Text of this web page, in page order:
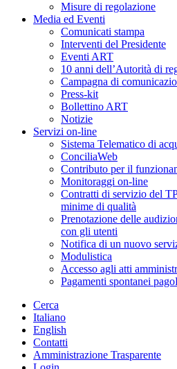
Misure di regolazione
Media ed Eventi
Comunicati stampa
Interventi del Presidente
Eventi ART
10 anni dell’Autorità di
Campagna di
Press-kit
Bollettino ART
Notizie
Servizi on-line
Sistema Telematico di
ConciliaWeb
Contributo per il
Monitoraggi on-line
Contratti di servizio del
minime di qualità
Prenotazione delle
con gli utenti
Notifica di un nuovo
Modulistica
Accesso agli atti
Pagamenti spontanei
Cerca
Italiano
English
Contatti
Amministrazione Trasparente